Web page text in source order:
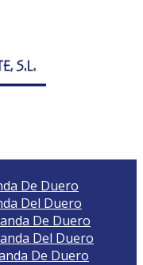
De Duero
Del Duero
De Duero
Del Duero
De Duero